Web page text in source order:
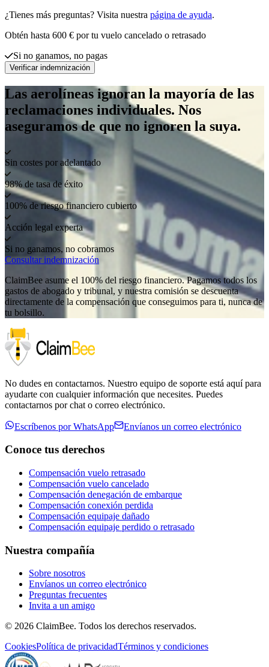
¿Tienes más preguntas? Visita nuestra página de ayuda.
Obtén hasta 600 € por tu vuelo cancelado o retrasado
Si no ganamos, no pagas
Verificar indemnización
Las aerolíneas ignoran la mayoría de las
reclamaciones individuales. Nos
aseguramos de que no ignoren la suya.
Sin costes por adelantado
98% de tasa de éxito
100% de riesgo financiero cubierto
Acción legal experta
Si no ganamos, no cobramos
Consultar indemnización
ClaimBee asume el 100% del riesgo financiero. Pagamos todos los
gastos de abogado y tribunal, y nuestra comisión se descuenta
directamente de la compensación que conseguimos para ti, nunca de
tu bolsillo.
No dudes en contactarnos. Nuestro equipo de soporte está aquí para
ayudarte con cualquier información que necesites. Puedes
contactarnos por chat o correo electrónico.
Escríbenos por WhatsApp Envíanos un correo electrónico
Conoce tus derechos
Compensación vuelo retrasado
Compensación vuelo cancelado
Compensación denegación de embarque
Compensación conexión perdida
Compensación equipaje dañado
Compensación equipaje perdido o retrasado
Nuestra compañía
Sobre nosotros
Envíanos un correo electrónico
Preguntas frecuentes
Invita a un amigo
© 2026 ClaimBee. Todos los derechos reservados.
CookiesPolítica de privacidadTérminos y condiciones